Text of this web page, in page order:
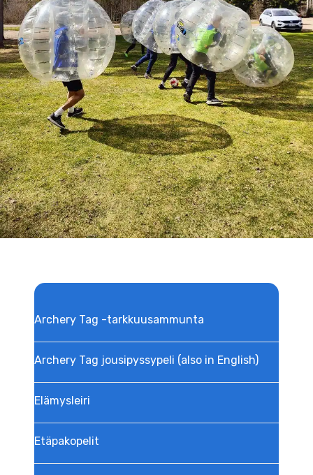
Archery Tag -tarkkuusammunta
Archery Tag jousipyssypeli (also in English)
Elämysleiri
Etäpakopelit